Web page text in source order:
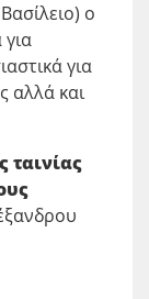
ο
για
αλλά και
ταινίας